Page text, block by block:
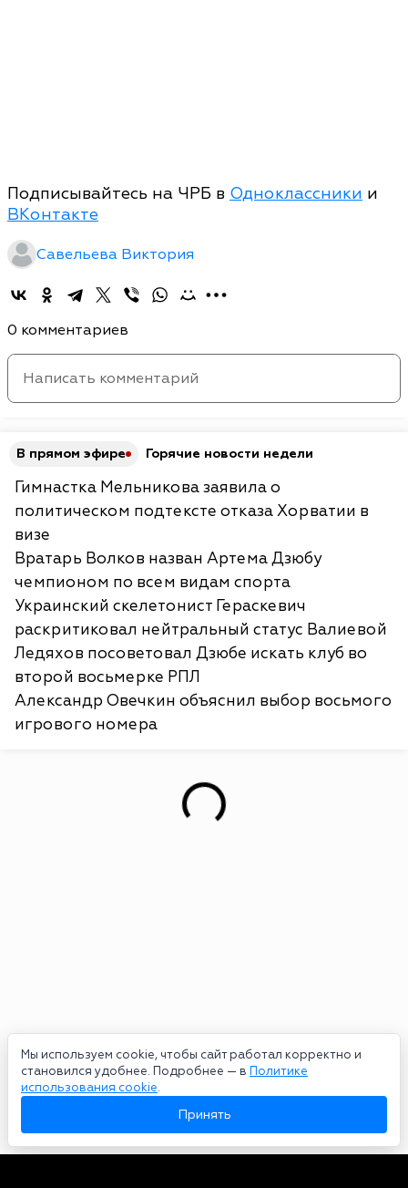
Мы используем cookie, чтобы сайт работал корректно и
становился удобнее. Подробнее — в Политике
использования cookie.
Принять
Подписывайтесь на ЧРБ в Одноклассники и
ВКонтакте
Савельева Виктория
0 комментариев
В прямом эфире Горячие новости недели
Гимнастка Мельникова заявила о
политическом подтексте отказа Хорватии в
визе
Вратарь Волков назван Артема Дзюбу
чемпионом по всем видам спорта
Украинский скелетонист Гераскевич
раскритиковал нейтральный статус Валиевой
Ледяхов посоветовал Дзюбе искать клуб во
второй восьмерке РПЛ
Александр Овечкин объяснил выбор восьмого
игрового номера